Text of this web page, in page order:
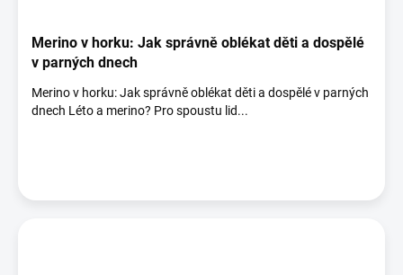
Merino v horku: Jak správně oblékat děti a dospělé
v parných dnech
Merino v horku: Jak správně oblékat děti a dospělé v parných
dnech Léto a merino? Pro spoustu lid...